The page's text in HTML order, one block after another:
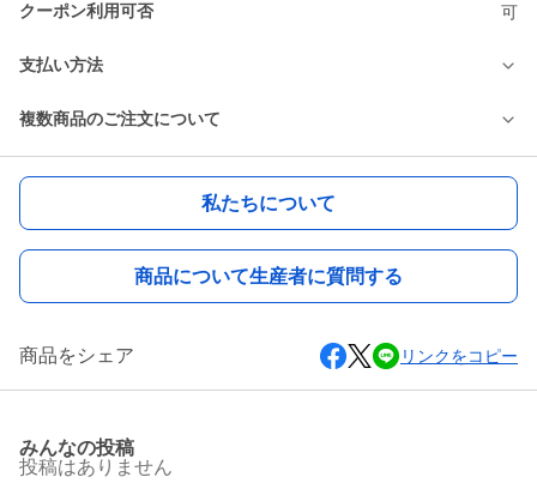
クーポン利用可否 可
支払い方法
複数商品のご注文について
私たちについて
商品について生産者に質問する
商品をシェア リンクをコピー
みんなの投稿
投稿はありません